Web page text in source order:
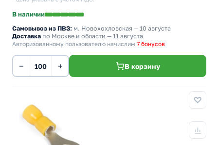
В наличии
Самовывоз из ПВЗ: м. Новохохловская — 10 августа
Доставка по Москве и области — 11 августа
Авторизованному пользователю начислим 7 бонусов
− + В корзину